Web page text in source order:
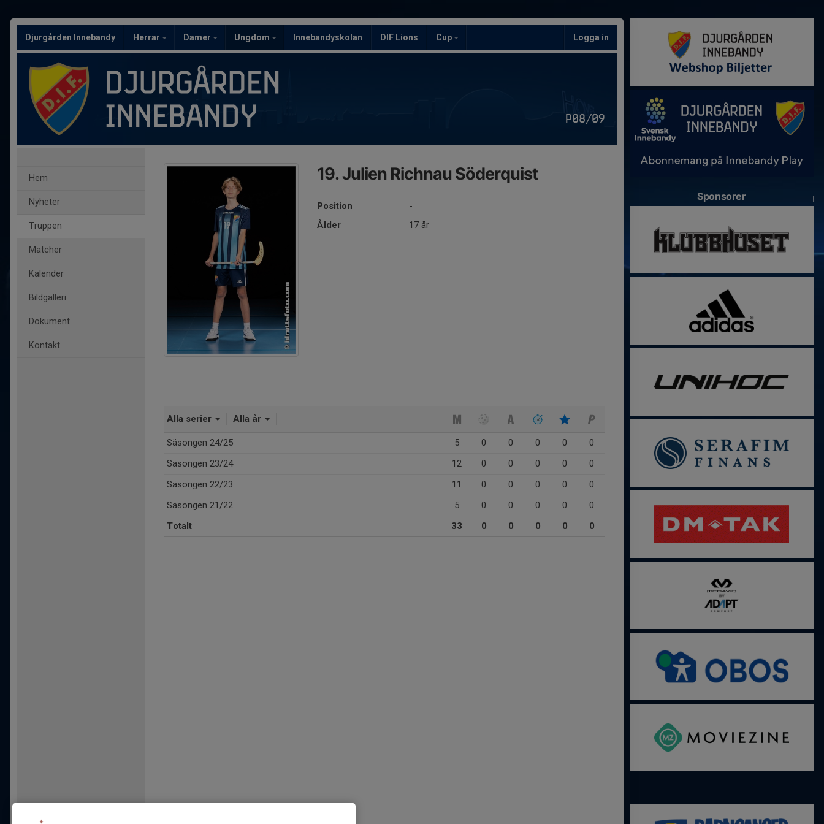
Djurgården Innebandy Herrar Damer Ungdom Innebandyskolan DIF Lions Cup Logga in
P08/09
Hem
Nyheter
Truppen
Matcher
Kalender
Bildgalleri
Dokument
Kontakt
19. Julien Richnau Söderquist
Position
-
Ålder
17 år
Alla serier Alla år
Säsongen 24/25 5 0 0 0 0
0
Säsongen 23/24
12 0 0 0 0
0
Säsongen 22/23
11 0 0 0 0
0
Säsongen 21/22
5 0 0 0 0
0
Totalt
33 0 0 0 0 0
Sponsorer